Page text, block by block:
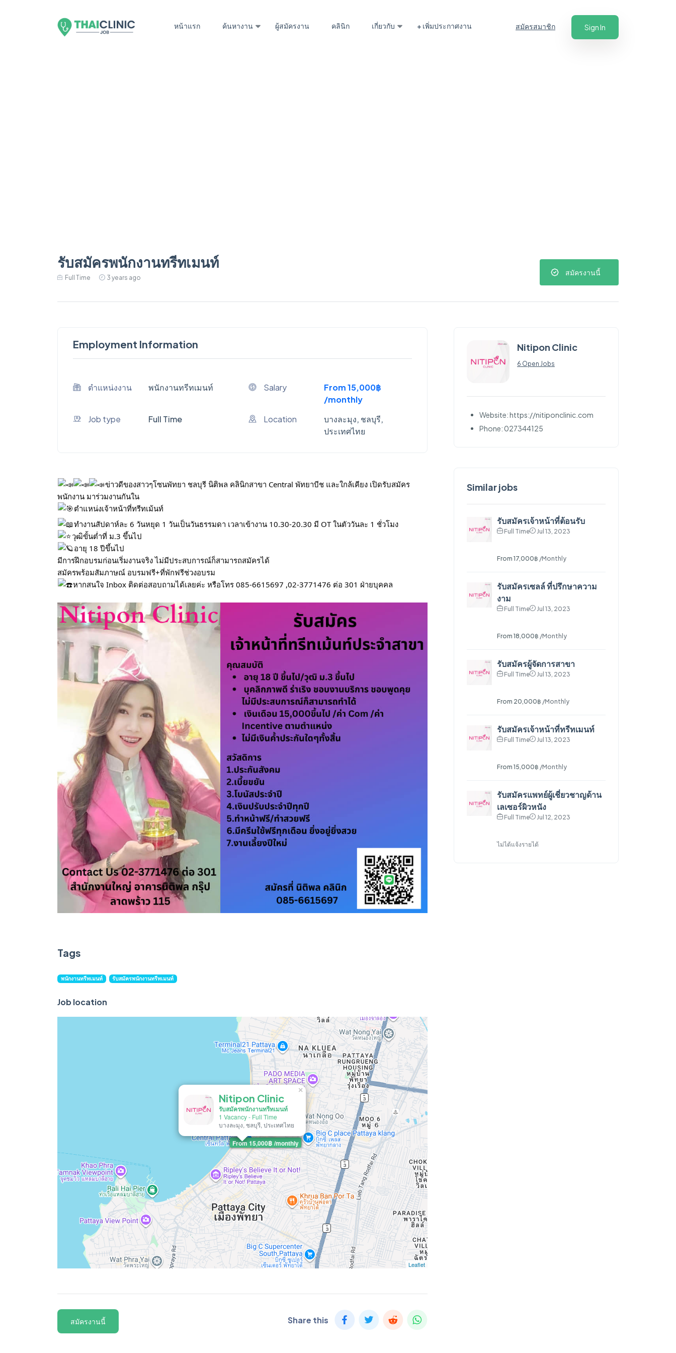
หน้าแรก ค้นหางาน ผู้สมัครงาน คลินิก เกี่ยวกับ + เพิ่มประกาศงาน สมัครสมาชิก Sign In
รับสมัครพนักงานทรีทเมนท์
Full Time 3 years ago
สมัครงานนี้
Employment Information
ตำแหน่งงาน พนักงานทรีทเมนท์ Salary
From 15,000฿
/monthly
Job type
Full Time Location
บางละมุง, ชลบุรี,
ประเทศไทย
ข่าวดีของสาวๆโซนพัทยา ชลบุรี นิติพล คลินิกสาขา Central พัทยาบีช และใกล้เคียง เปิดรับสมัคร
พนักงาน มาร่วมงานกันใน
ตำแหน่งเจ้าหน้าที่ทรีทเม้นท์
ทำงานสัปดาห์ละ 6 วันหยุด 1 วันเป็นวันธรรมดา เวลาเข้างาน 10.30-20.30 มี OT ในตัววันละ 1 ชั่วโมง
วุฒิขั้นต่ำที่ ม.3 ขึ้นไป
อายุ 18 ปีขึ้นไป
มีการฝึกอบรมก่อนเริ่มงานจริง ไม่มีประสบการณ์ก็สามารถสมัครได้
สมัครพร้อมสัมภาษณ์ อบรมฟรี+ที่พักฟรีช่วงอบรม
หากสนใจ Inbox ติดต่อสอบถามได้เลยค่ะ หรือโทร 085-6615697 ,02-3771476 ต่อ 301 ฝ่ายบุคคล
Tags
พนักงานทรีทเมนท์ รับสมัครพนักงานทรีทเมนท์
Job location
From 15,000฿ /monthly
Nitipon Clinic
รับสมัครพนักงานทรีทเมนท์
1 Vacancy- Full Time
บางละมุง, ชลบุรี, ประเทศไทย
×
Leaflet
สมัครงานนี้ Share this
Nitipon Clinic
6 Open Jobs
Website: https://nitiponclinic.com
Phone: 027344125
Similar jobs
รับสมัครเจ้าหน้าที่ต้อนรับ
Full Time Jul 13, 2023
From 17,000฿ /Monthly
รับสมัครเซลล์ ที่ปรึกษาความ
งาม
Full Time Jul 13, 2023
From 18,000฿ /Monthly
รับสมัครผู้จัดการสาขา
Full Time Jul 13, 2023
From 20,000฿ /Monthly
รับสมัครเจ้าหน้าที่ทรีทเมนท์
Full Time Jul 13, 2023
From 15,000฿ /Monthly
รับสมัครแพทย์ผู้เชี่ยวชาญด้าน
เลเซอร์ผิวหนัง
Full Time Jul 12, 2023
ไม่ได้แจ้งรายได้